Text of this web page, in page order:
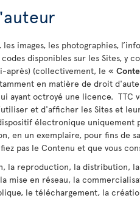
les images, les photographies,
disponibles sur les Sites, y
après) (collectivement, le «
en matière de droit
ayant octroyé une licence.
et d'afficher les Sites et
électronique
en un exemplaire, pour fins de
pas le Contenu et que vous
la reproduction, la distribution,
mise en réseau, la
le téléchargement, la